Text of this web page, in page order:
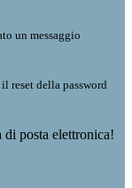
un messaggio
reset della password
posta elettronica!